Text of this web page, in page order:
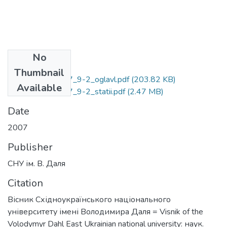
No
Thumbnail
Available
visnyk_115_2007_9-2_oglavl.pdf(203.82 KB)
visnyk_115_2007_9-2_statii.pdf(2.47 MB)
Date
2007
Publisher
СНУ ім. В. Даля
Citation
Вісник Східноукраїнського національного
університету імені Володимира Даля = Visnik of the
Volodymyr Dahl East Ukrainian national university: наук.